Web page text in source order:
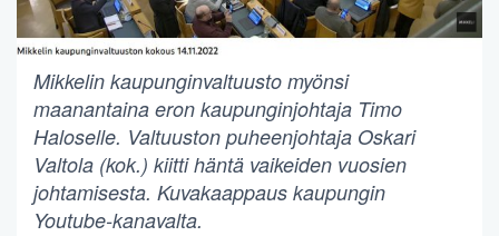
Mikkelin kaupunginvaltuusto myönsi
maanantaina eron kaupunginjohtaja Timo
Haloselle. Valtuuston puheenjohtaja Oskari
Valtola (kok.) kiitti häntä vaikeiden vuosien
johtamisesta. Kuvakaappaus kaupungin
Youtube-kanavalta.